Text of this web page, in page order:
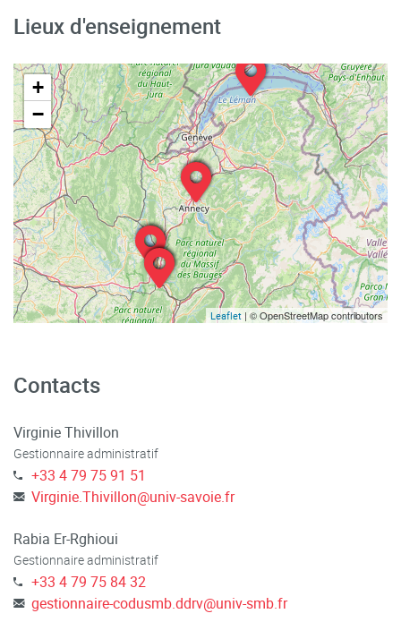
Lieux d'enseignement
+
−
Leaflet | © OpenStreetMap contributors
Contacts
Virginie Thivillon
Gestionnaire administratif
+33 4 79 75 91 51
Virginie.Thivillon@univ-savoie.fr
Rabia Er-Rghioui
Gestionnaire administratif
+33 4 79 75 84 32
gestionnaire-codusmb.ddrv@univ-smb.fr